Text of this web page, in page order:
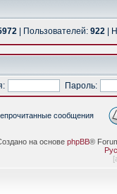
| Пользователей: 922 |
Пароль:
сообщения
на основе phpBB®
[